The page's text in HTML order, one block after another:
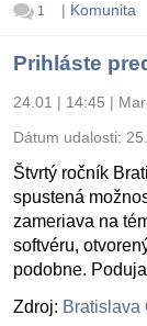
1 | Komunita
Prihláste
24.01 | 14:45 |
Dátum udalosti:
Štvrtý ročník
spustená
zameriava na
softvéru,
podobne.
Zdroj: Bratislava